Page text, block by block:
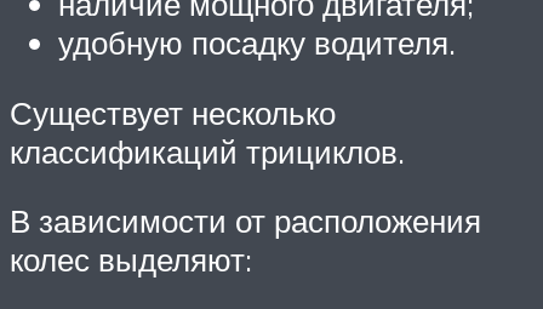
удобную посадку водителя.
Существует несколько
классификаций трициклов.
В зависимости от расположения
колес выделяют: